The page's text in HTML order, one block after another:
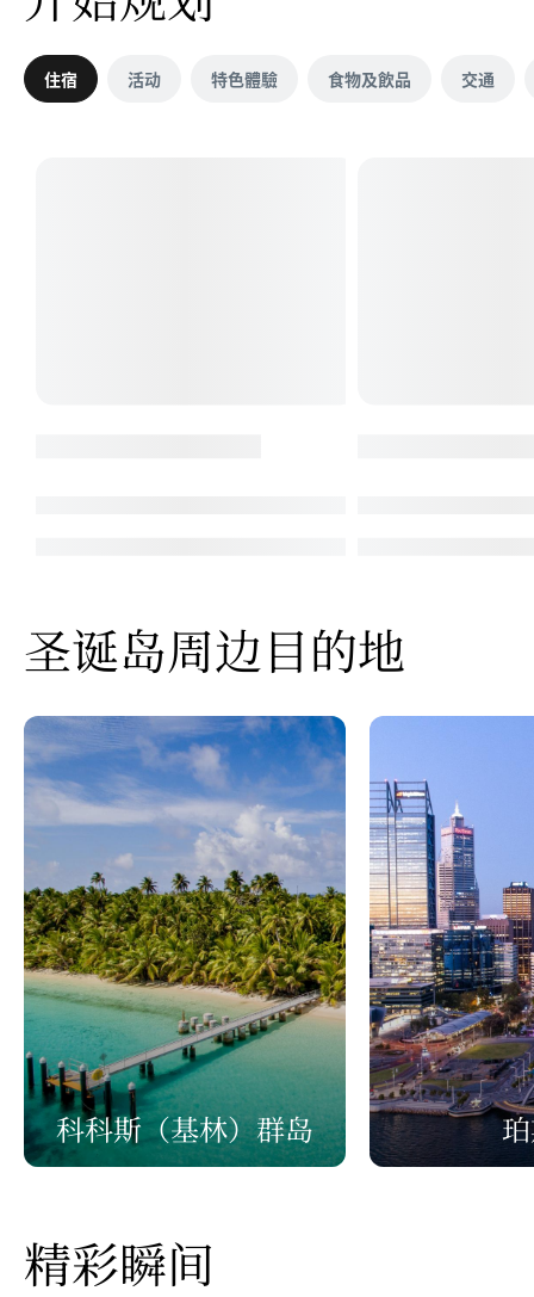
住宿 活动 特色體驗 食物及飲品 交通
圣诞岛周边目的地
科科斯（基林）群岛
精彩瞬间